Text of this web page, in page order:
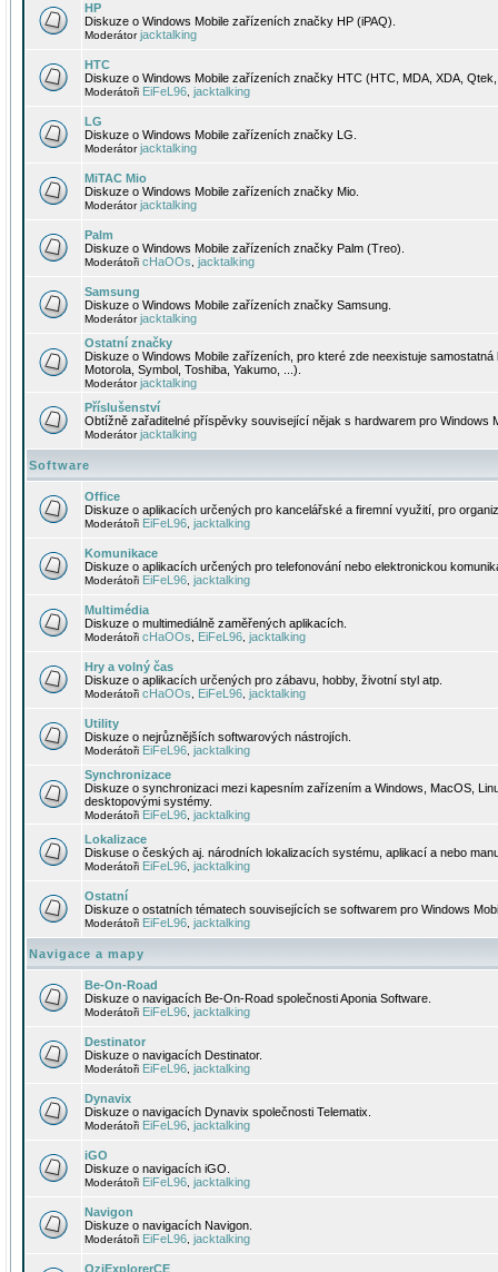
HP
Diskuze o Windows Mobile zařízeních značky HP (iPAQ).
Moderátorjacktalking
HTC
Diskuze o Windows Mobile zařízeních značky HTC (HTC, MDA, XDA,
Moderátoři EiFeL96 jacktalking
LG
Diskuze o Windows Mobile zařízeních značky LG.
Moderátorjacktalking
MiTAC Mio
Diskuze o Windows Mobile zařízeních značky Mio.
Moderátorjacktalking
Palm
Diskuze o Windows Mobile zařízeních značky Palm (Treo).
Moderátoři cHaOOs jacktalking
Samsung
Diskuze o Windows Mobile zařízeních značky Samsung.
Moderátorjacktalking
Ostatní značky
Diskuze o Windows Mobile zařízeních, pro které zde neexistuje
Motorola, Symbol, Toshiba, Yakumo, ...).
Moderátorjacktalking
Příslušenství
Obtížně zařaditelné příspěvky související nějak s hardwarem pro Windows
Moderátorjacktalking
Software
Office
Diskuze o aplikacích určených pro kancelářské a firemní využití, pro
Moderátoři EiFeL96 jacktalking
Komunikace
Diskuze o aplikacích určených pro telefonování nebo elektronickou
Moderátoři EiFeL96 jacktalking
Multimédia
Diskuze o multimediálně zaměřených aplikacích.
Moderátoři cHaOOs EiFeL96 jacktalking
Hry a volný čas
Diskuze o aplikacích určených pro zábavu, hobby, životní styl atp.
Moderátoři cHaOOs EiFeL96 jacktalking
Utility
Diskuze o nejrůznějších softwarových nástrojích.
Moderátoři EiFeL96 jacktalking
Synchronizace
Diskuze o synchronizaci mezi kapesním zařízením a Windows, MacOS,
desktopovými systémy.
Moderátoři EiFeL96 jacktalking
Lokalizace
Diskuse o českých aj. národních lokalizacích systému, aplikací a nebo
Moderátoři EiFeL96 jacktalking
Ostatní
Diskuze o ostatních tématech souvisejících se softwarem pro Windows
Moderátoři EiFeL96 jacktalking
Navigace a mapy
Be-On-Road
Diskuze o navigacích Be-On-Road společnosti Aponia Software.
Moderátoři EiFeL96 jacktalking
Destinator
Diskuze o navigacích Destinator.
Moderátoři EiFeL96 jacktalking
Dynavix
Diskuze o navigacích Dynavix společnosti Telematix.
Moderátoři EiFeL96 jacktalking
iGO
Diskuze o navigacích iGO.
Moderátoři EiFeL96 jacktalking
Navigon
Diskuze o navigacích Navigon.
Moderátoři EiFeL96 jacktalking
OziExplorerCE